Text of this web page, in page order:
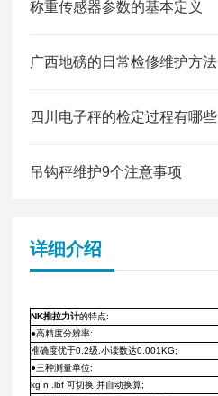
称重传感器参数的基本定义
广西地磅的日常检修维护方法
四川电子秤的检定过程有哪些
吊钩秤维护9个注意事项
详细介绍
NK推拉力计的特点:
●高精度分辨率:
准确度优于0.2级.小读数达0.001KG;
●三种测量单位:
kg n .lbf 可切换.并自动换算;